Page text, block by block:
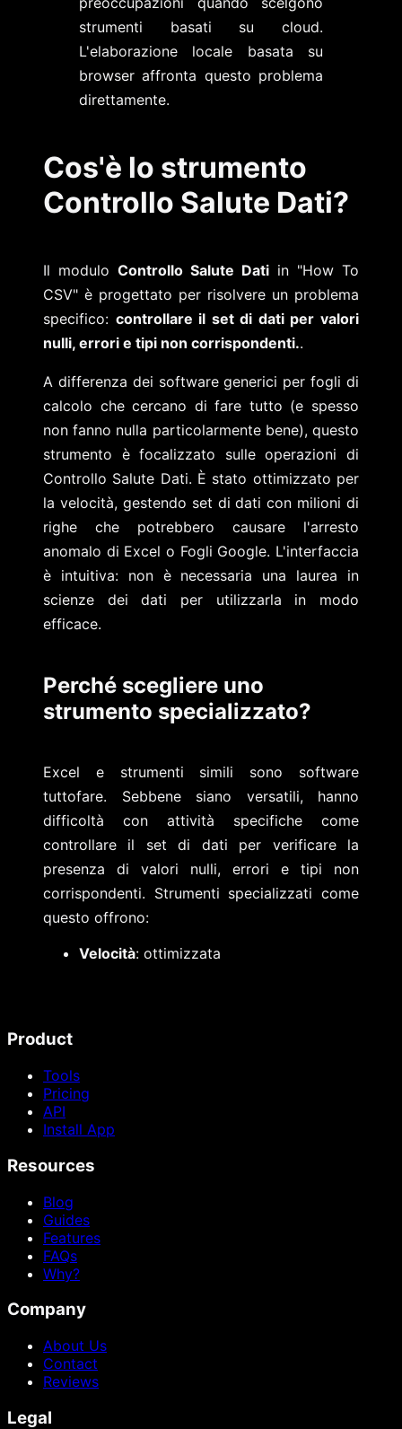
strumenti basati su cloud.
L'elaborazione locale basata su
browser affronta questo problema
direttamente.
Cos'è lo strumento
Controllo Salute Dati?
Il modulo Controllo Salute Dati in "How To
CSV" è progettato per risolvere un problema
specifico: controllare il set di dati per valori
nulli, errori e tipi non corrispondenti..
A differenza dei software generici per fogli di
calcolo che cercano di fare tutto (e spesso
non fanno nulla particolarmente bene), questo
strumento è focalizzato sulle operazioni di
Controllo Salute Dati. È stato ottimizzato per
la velocità, gestendo set di dati con milioni di
righe che potrebbero causare l'arresto
anomalo di Excel o Fogli Google. L'interfaccia
è intuitiva: non è necessaria una laurea in
scienze dei dati per utilizzarla in modo
efficace.
Perché scegliere uno
strumento specializzato?
Excel e strumenti simili sono software
tuttofare. Sebbene siano versatili, hanno
difficoltà con attività specifiche come
controllare il set di dati per verificare la
presenza di valori nulli, errori e tipi non
corrispondenti. Strumenti specializzati come
questo offrono:
Velocità: ottimizzata
Product
Tools
Pricing
API
Install App
Resources
Blog
Guides
Features
FAQs
Why?
Company
About Us
Contact
Reviews
Legal